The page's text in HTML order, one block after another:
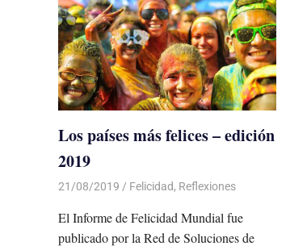
Los países más felices – edición
2019
21/08/2019 De todo un Poco
Felicidad, Reflexiones
El Informe de Felicidad Mundial fue
publicado por la Red de Soluciones de